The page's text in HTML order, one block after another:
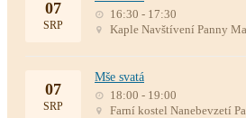
07
SRP
16:30 - 17:30
Kaple Navštívení Panny
07
SRP
Mše svatá
18:00 - 19:00
Farní kostel Nanebevzetí